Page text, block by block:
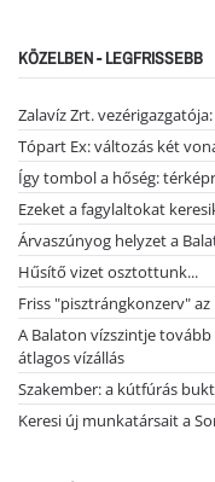
KÖZELBEN - LEGFRISSEBB
Zalavíz Zrt.
Tópart Ex: változás két
Így tombol a hőség:
Ezeket a fagylaltokat
Árvaszúnyog helyzet a
Hűsítő vizet osztottunk...
Friss "pisztrángkonzerv"
A Balaton vízszintje
átlagos vízállás
Szakember: a kútfúrás
Keresi új munkatársait a